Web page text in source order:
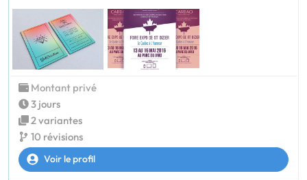
Montant privé
3 jours
2 variantes
10 révisions
Voir le profil